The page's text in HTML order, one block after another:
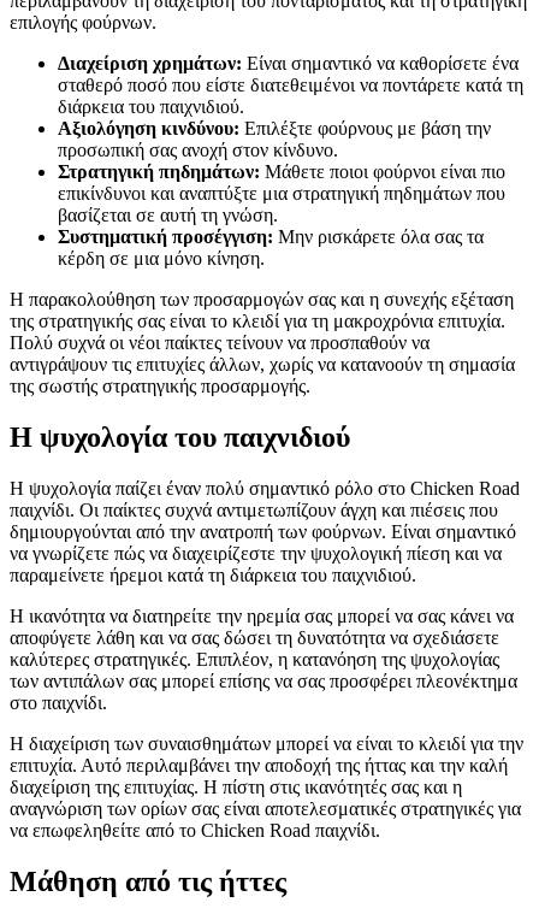
επιλογής φούρνων.
Διαχείριση χρημάτων: Είναι σημαντικό να καθορίσετε ένα
σταθερό ποσό που είστε διατεθειμένοι να ποντάρετε κατά τη
διάρκεια του παιχνιδιού.
Αξιολόγηση κινδύνου: Επιλέξτε φούρνους με βάση την
προσωπική σας ανοχή στον κίνδυνο.
Στρατηγική πηδημάτων: Μάθετε ποιοι φούρνοι είναι πιο
επικίνδυνοι και αναπτύξτε μια στρατηγική πηδημάτων που
βασίζεται σε αυτή τη γνώση.
Συστηματική προσέγγιση: Μην ρισκάρετε όλα σας τα
κέρδη σε μια μόνο κίνηση.
Η παρακολούθηση των προσαρμογών σας και η συνεχής εξέταση
της στρατηγικής σας είναι το κλειδί για τη μακροχρόνια επιτυχία.
Πολύ συχνά οι νέοι παίκτες τείνουν να προσπαθούν να
αντιγράψουν τις επιτυχίες άλλων, χωρίς να κατανοούν τη σημασία
της σωστής στρατηγικής προσαρμογής.
Η ψυχολογία του παιχνιδιού
Η ψυχολογία παίζει έναν πολύ σημαντικό ρόλο στο Chicken Road
παιχνίδι. Οι παίκτες συχνά αντιμετωπίζουν άγχη και πιέσεις που
δημιουργούνται από την ανατροπή των φούρνων. Είναι σημαντικό
να γνωρίζετε πώς να διαχειρίζεστε την ψυχολογική πίεση και να
παραμείνετε ήρεμοι κατά τη διάρκεια του παιχνιδιού.
Η ικανότητα να διατηρείτε την ηρεμία σας μπορεί να σας κάνει να
αποφύγετε λάθη και να σας δώσει τη δυνατότητα να σχεδιάσετε
καλύτερες στρατηγικές. Επιπλέον, η κατανόηση της ψυχολογίας
των αντιπάλων σας μπορεί επίσης να σας προσφέρει πλεονέκτημα
στο παιχνίδι.
Η διαχείριση των συναισθημάτων μπορεί να είναι το κλειδί για την
επιτυχία. Αυτό περιλαμβάνει την αποδοχή της ήττας και την καλή
διαχείριση της επιτυχίας. Η πίστη στις ικανότητές σας και η
αναγνώριση των ορίων σας είναι αποτελεσματικές στρατηγικές για
να επωφεληθείτε από το Chicken Road παιχνίδι.
Μάθηση από τις ήττες